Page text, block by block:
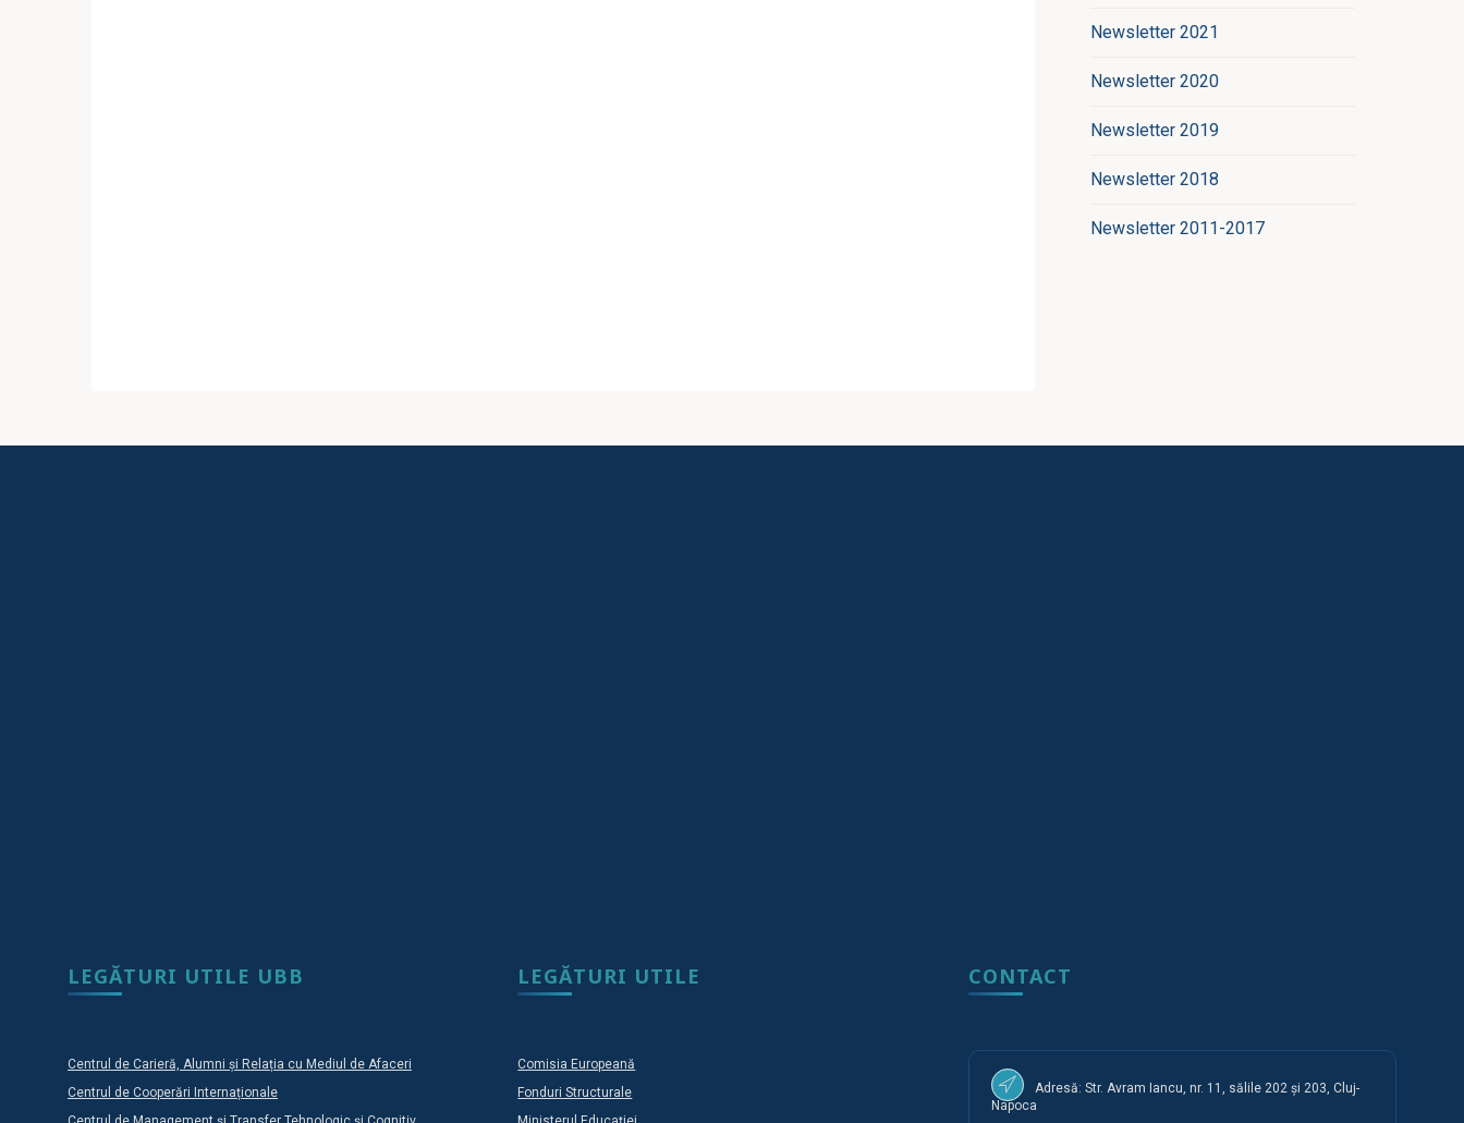
Newsletter 2021
Newsletter 2020
Newsletter 2019
Newsletter 2018
Newsletter 2011-2017
LEGĂTURI UTILE UBB
Centrul de Carieră, Alumni și Relația cu Mediul de Afaceri
Centrul de Cooperări Internaționale
LEGĂTURI UTILE
Comisia Europeană
Fonduri Structurale
CONTACT
Adresă: Str. Avram Iancu, nr. 11, sălile 202 și 203, Cluj-
Napoca